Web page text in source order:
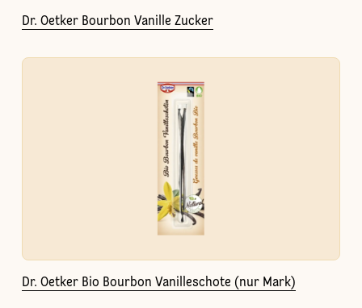
Dr. Oetker Bourbon Vanille Zucker
Dr. Oetker Bio Bourbon Vanilleschote (nur Mark)